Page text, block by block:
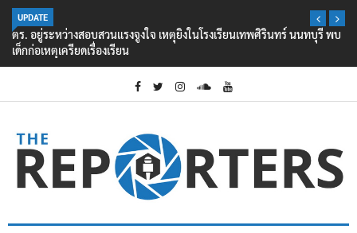
UPDATE
ตร. อยู่ระหว่างสอบสวนแรงจูงใจ เหตุยิงในโรงเรียนเทพศิรินทร์ นนทบุรี พบ
เด็กก่อเหตุเครียดเรื่องเรียน